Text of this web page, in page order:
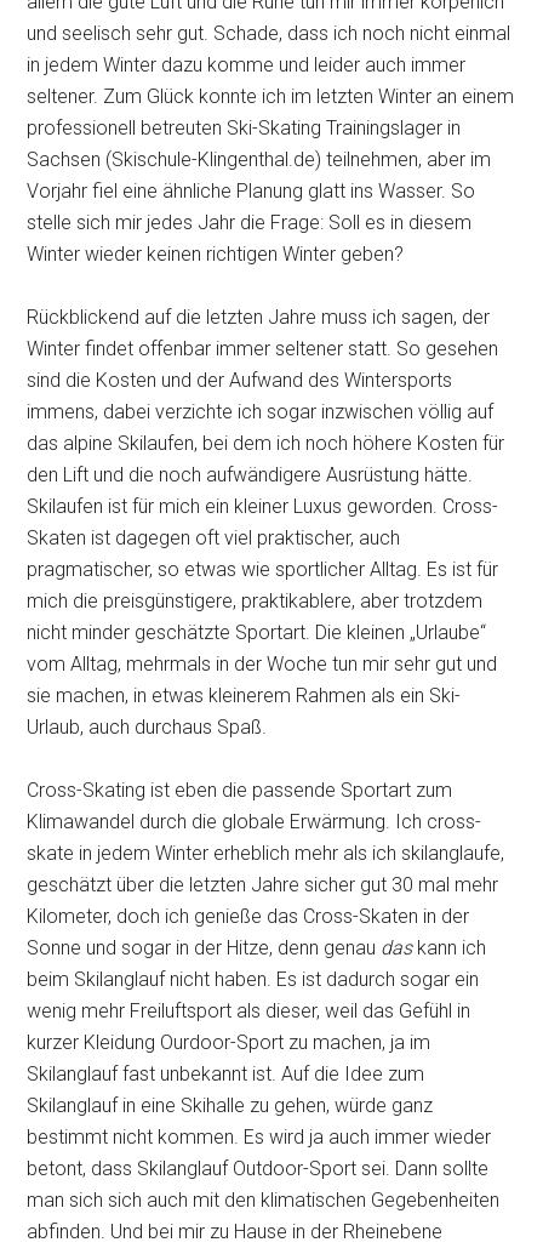
und seelisch sehr gut. Schade, dass ich noch nicht einmal
in jedem Winter dazu komme und leider auch immer
seltener. Zum Glück konnte ich im letzten Winter an einem
professionell betreuten Ski-Skating Trainingslager in
Sachsen (Skischule-Klingenthal.de) teilnehmen, aber im
Vorjahr fiel eine ähnliche Planung glatt ins Wasser. So
stelle sich mir jedes Jahr die Frage: Soll es in diesem
Winter wieder keinen richtigen Winter geben?
Rückblickend auf die letzten Jahre muss ich sagen, der
Winter findet offenbar immer seltener statt. So gesehen
sind die Kosten und der Aufwand des Wintersports
immens, dabei verzichte ich sogar inzwischen völlig auf
das alpine Skilaufen, bei dem ich noch höhere Kosten für
den Lift und die noch aufwändigere Ausrüstung hätte.
Skilaufen ist für mich ein kleiner Luxus geworden. Cross-
Skaten ist dagegen oft viel praktischer, auch
pragmatischer, so etwas wie sportlicher Alltag. Es ist für
mich die preisgünstigere, praktikablere, aber trotzdem
nicht minder geschätzte Sportart. Die kleinen „Urlaube“
vom Alltag, mehrmals in der Woche tun mir sehr gut und
sie machen, in etwas kleinerem Rahmen als ein Ski-
Urlaub, auch durchaus Spaß.
Cross-Skating ist eben die passende Sportart zum
Klimawandel durch die globale Erwärmung. Ich cross-
skate in jedem Winter erheblich mehr als ich skilanglaufe,
geschätzt über die letzten Jahre sicher gut 30 mal mehr
Kilometer, doch ich genieße das Cross-Skaten in der
Sonne und sogar in der Hitze, denn genau daskann ich
beim Skilanglauf nicht haben. Es ist dadurch sogar ein
wenig mehr Freiluftsport als dieser, weil das Gefühl in
kurzer Kleidung Ourdoor-Sport zu machen, ja im
Skilanglauf fast unbekannt ist. Auf die Idee zum
Skilanglauf in eine Skihalle zu gehen, würde ganz
bestimmt nicht kommen. Es wird ja auch immer wieder
betont, dass Skilanglauf Outdoor-Sport sei. Dann sollte
man sich sich auch mit den klimatischen Gegebenheiten
abfinden. Und bei mir zu Hause in der Rheinebene